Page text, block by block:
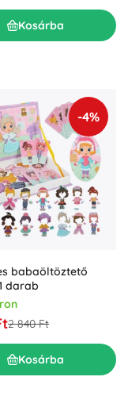
Kosárba
-4%
babaöltöztető
darab
2 840 Ft
Kosárba